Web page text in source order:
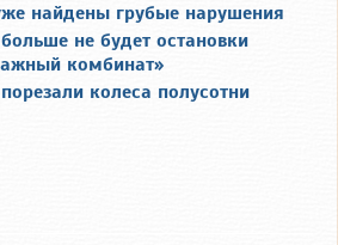
найдены грубые нарушения
не будет остановки
комбинат»
колеса полусотни